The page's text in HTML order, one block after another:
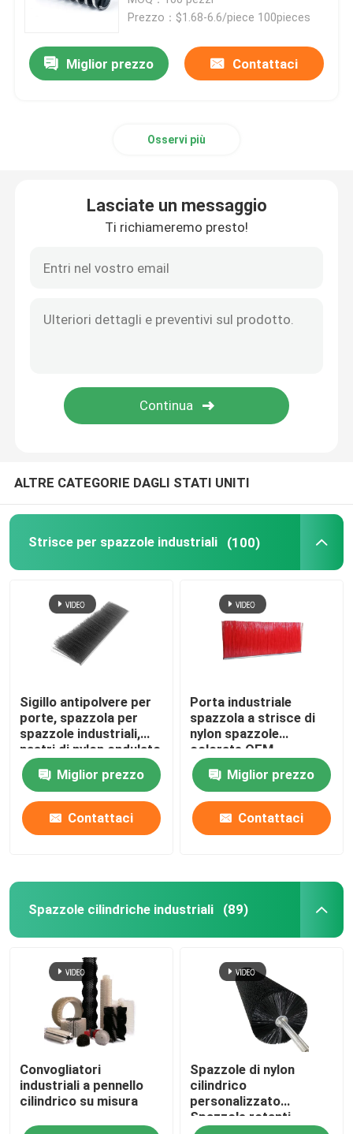
Spazzola per la diffusione della rete
Prezzo：$1.68-6.6/piece 100pieces
Miglior prezzo Contattaci
Osservi più
Lasciate un messaggio
Ti richiameremo presto!
ALTRE CATEGORIE DAGLI STATI UNITI
Strisce per spazzole industriali (100)
Sigillo antipolvere per
porte, spazzola per
spazzole industriali,
nastri di nylon ondulato
personalizzati
Miglior prezzo
Contattaci
Porta industriale
spazzola a strisce di
nylon spazzole
colorate OEM
Miglior prezzo
Contattaci
Spazzole cilindriche industriali (89)
Convogliatori
industriali a pennello
cilindrico su misura
Spazzole di nylon
cilindrico
personalizzato
Spazzole rotanti